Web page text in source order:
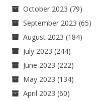
October 2023 (79)
September 2023 (65)
August 2023 (184)
July 2023 (244)
June 2023 (222)
May 2023 (134)
April 2023 (60)